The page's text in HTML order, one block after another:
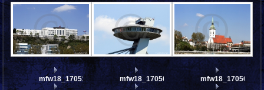
mfw18_170512
mfw18_170508
mfw18_170503